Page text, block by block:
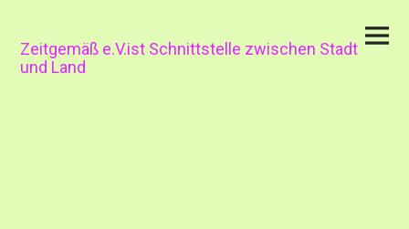
content
Zeitgemäß e.V.ist Schnittstelle zwischen Stadt
und Land
Menu